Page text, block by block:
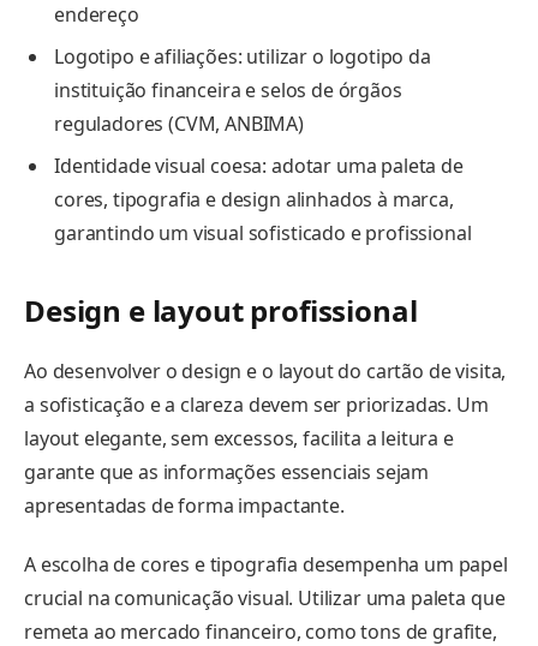
endereço
Logotipo e afiliações: utilizar o logotipo da
instituição financeira e selos de órgãos
reguladores (CVM, ANBIMA)
Identidade visual coesa: adotar uma paleta de
cores, tipografia e design alinhados à marca,
garantindo um visual sofisticado e profissional
Design e layout profissional
Ao desenvolver o design e o layout do cartão de visita,
a sofisticação e a clareza devem ser priorizadas. Um
layout elegante, sem excessos, facilita a leitura e
garante que as informações essenciais sejam
apresentadas de forma impactante.
A escolha de cores e tipografia desempenha um papel
crucial na comunicação visual. Utilizar uma paleta que
remeta ao mercado financeiro, como tons de grafite,